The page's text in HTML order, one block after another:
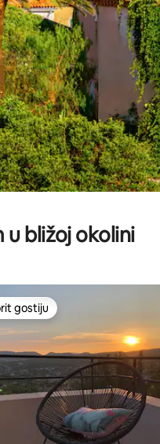
u bližoj okolini
gostiju
gostiju